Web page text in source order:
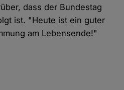
dass der Bundestag
ist. "Heute ist ein guter
am Lebensende!"